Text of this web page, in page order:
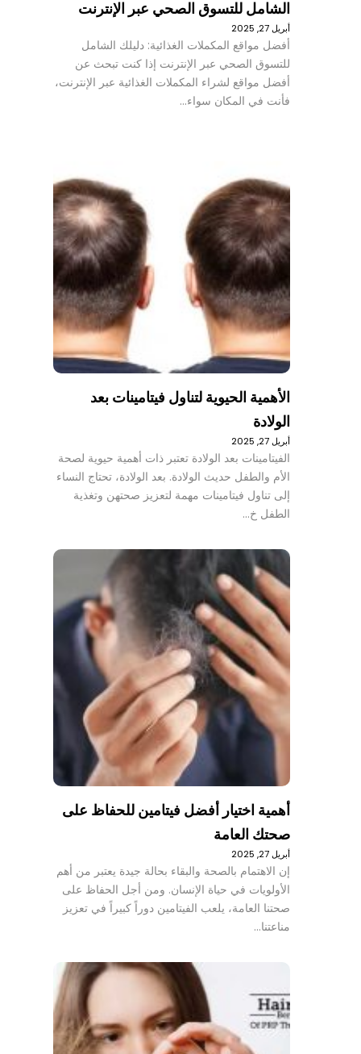
الشامل للتسوق الصحي عبر الإنترنت
أبريل 27, 2025
أفضل مواقع المكملات الغذائية: دليلك الشامل
للتسوق الصحي عبر الإنترنت إذا كنت تبحث عن
أفضل مواقع لشراء المكملات الغذائية عبر الإنترنت،
فأنت في المكان سواء…
الأهمية الحيوية لتناول فيتامينات بعد
الولادة
أبريل 27, 2025
الفيتامينات بعد الولادة تعتبر ذات أهمية حيوية لصحة
الأم والطفل حديث الولادة. بعد الولادة، تحتاج النساء
إلى تناول فيتامينات مهمة لتعزيز صحتهن وتغذية
الطفل خ…
أهمية اختيار أفضل فيتامين للحفاظ على
صحتك العامة
أبريل 27, 2025
إن الاهتمام بالصحة والبقاء بحالة جيدة يعتبر من أهم
الأولويات في حياة الإنسان. ومن أجل الحفاظ على
صحتنا العامة، يلعب الفيتامين دوراً كبيراً في تعزيز
مناعتنا…